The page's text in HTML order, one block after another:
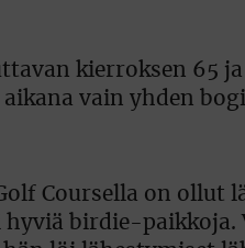
kierroksen 65
vain yhden
Coursella on ollut
birdie-paikkoja.